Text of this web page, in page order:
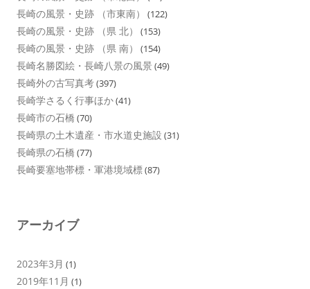
長崎の風景・史跡 （市東南） (122)
長崎の風景・史跡 （県 北） (153)
長崎の風景・史跡 （県 南） (154)
長崎名勝図絵・長崎八景の風景 (49)
長崎外の古写真考(397)
長崎学さるく行事ほか(41)
長崎市の石橋 (70)
長崎県の土木遺産・市水道史施設 (31)
長崎県の石橋 (77)
長崎要塞地帯標・軍港境域標(87)
アーカイブ
2023年3月 (1)
2019年11月 (1)